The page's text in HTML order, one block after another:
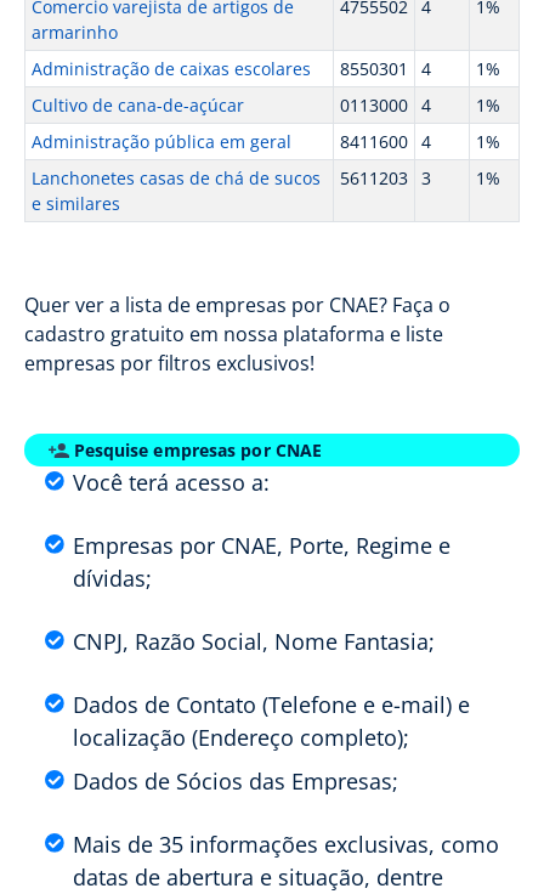
Comercio varejista de artigos de
armarinho
4755502 4 1%
Administração de caixas escolares 8550301 4
1%
Cultivo de cana-de-açúcar
0113000 4
1%
Administração pública em geral
8411600 4
1%
Lanchonetes casas de chá de sucos
e similares
5611203 3 1%
Quer ver a lista de empresas por CNAE? Faça o
cadastro gratuito em nossa plataforma e liste
empresas por filtros exclusivos!
Pesquise empresas por CNAE
Você terá acesso a:
Empresas por CNAE, Porte, Regime e
dívidas;
CNPJ, Razão Social, Nome Fantasia;
Dados de Contato (Telefone e e-mail) e
localização (Endereço completo);
Dados de Sócios das Empresas;
Mais de 35 informações exclusivas, como
datas de abertura e situação, dentre